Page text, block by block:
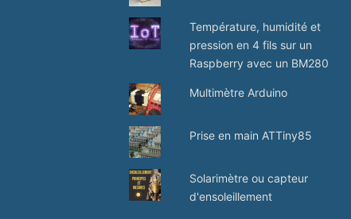
Température, humidité et
pression en 4 fils sur un
Raspberry avec un BM280
Multimètre Arduino
Prise en main ATTiny85
Solarimètre ou capteur
d'ensoleillement